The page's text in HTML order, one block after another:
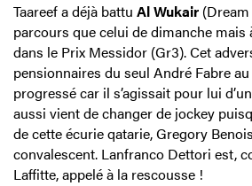
Taareef a déjà battu Al Wukair
parcours que celui de dimanche
dans le Prix Messidor (Gr3). Cet
pensionnaires du seul André Fabre
progressé car il s’agissait pour lui
aussi vient de changer de jockey
de cette écurie qatarie, Gregory
convalescent. Lanfranco Dettori est,
Laffitte, appelé à la rescousse !